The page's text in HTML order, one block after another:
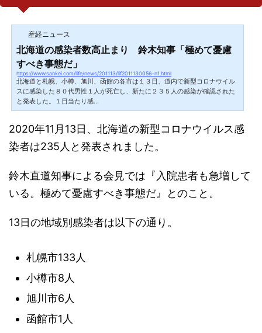
産経ニュース
北海道の感染者数高止まり 鈴木知事「極めて憂慮
すべき事態だ」
https://www.sankei.com/life/news/201113/lif2011130056-n1.html
北海道と札幌、小樽、旭川、函館の各市は１３日、道内で新型コロナウイル
スに感染した８０代男性１人が死亡し、新たに２３５人の感染が確認された
と発表した。１日当たり感…
2020年11月13日、北海道の新型コロナウイルス感
染者は235人と発表されました。
鈴木直道知事による会見では『入院患者も急増して
いる。極めて憂慮すべき事態だ』とのこと。
13日の地域別感染者は以下の通り。
札幌市133人
小樽市8人
旭川市6人
函館市1人